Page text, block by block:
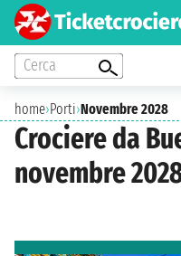
Cerca
home›Porti›Novembre 2028
Crociere da
novembre